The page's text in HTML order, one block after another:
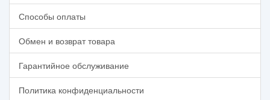
Войти
Способы оплаты
Обмен и возврат товара
Гарантийное обслуживание
Политика конфиденциальности